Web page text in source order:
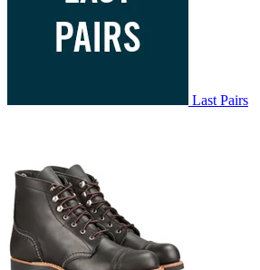
Last Pairs